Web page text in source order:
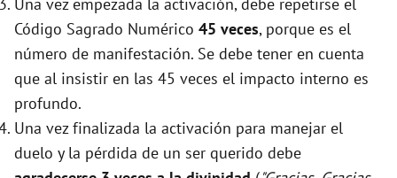
Una vez empezada la activación, debe repetirse el
Código Sagrado Numérico 45 veces, porque es el
número de manifestación. Se debe tener en cuenta
que al insistir en las 45 veces el impacto interno es
profundo.
Una vez finalizada la activación para manejar el
duelo y la pérdida de un ser querido debe